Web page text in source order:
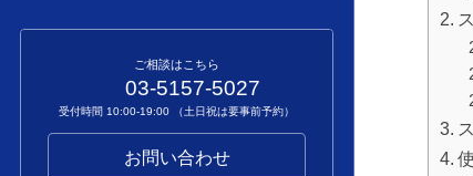
ご相談はこちら
03-5157-5027
受付時間 10:00-19:00 （土日祝は要事前予約）
お問い合わせ